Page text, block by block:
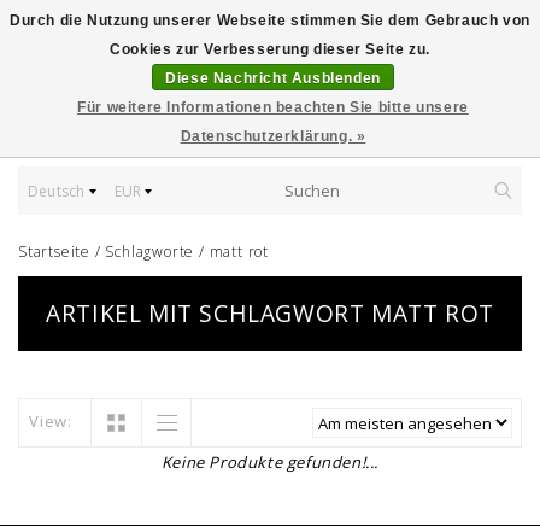
Deutsch EUR
Startseite / Schlagworte / matt rot
ARTIKEL MIT SCHLAGWORT MATT ROT
View:
Keine Produkte gefunden!...
Durch die Nutzung unserer Webseite stimmen Sie dem Gebrauch von
Cookies zur Verbesserung dieser Seite zu.
Diese Nachricht Ausblenden
Für weitere Informationen beachten Sie bitte unsere
Datenschutzerklärung. »